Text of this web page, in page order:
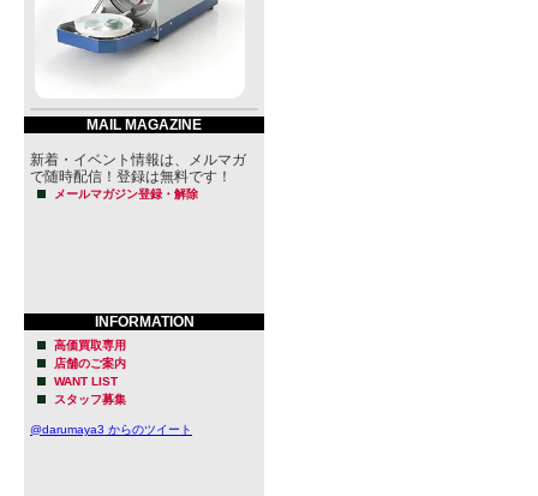
MAIL MAGAZINE
新着・イベント情報は、メルマガ
で随時配信！登録は無料です！
メールマガジン登録・解除
INFORMATION
高価買取専用
店舗のご案内
WANT LIST
スタッフ募集
@darumaya3 からのツイート